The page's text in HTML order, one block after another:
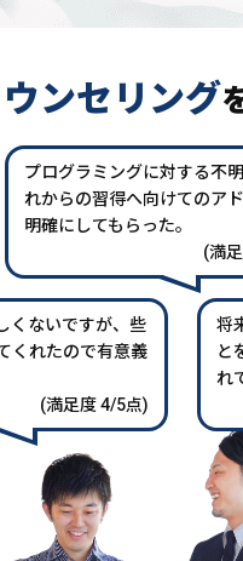
ンセリング
プログラミングに対する不
れからの習得へ向けてのア
明確にしてもらった。
(満
くないですが、些
くれたので有意義
(満足度 4/5点)
将
と
れ